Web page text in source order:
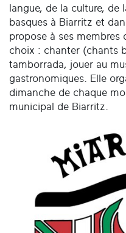
langue, de la culture,
basques à Biarritz et
propose à ses membres
choix : chanter (chants
tamborrada, jouer au
gastronomiques. Elle
dimanche de chaque
municipal de Biarritz.